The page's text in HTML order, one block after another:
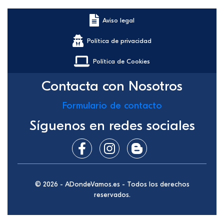
Aviso legal
Política de privacidad
Política de Cookies
Contacta con Nosotros
Formulario de contacto
Síguenos en redes sociales
© 2026 - ADondeVamos.es - Todos los derechos
reservados.